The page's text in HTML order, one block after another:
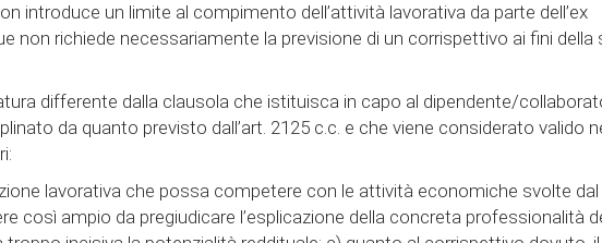
introduce un limite al compimento dell’attività lavorativa da parte dell’ex
non richiede necessariamente la previsione di un corrispettivo ai fini della
differente dalla clausola che istituisca in capo al dipendente/
da quanto previsto dall’art. 2125 c.c. e che viene considerato valido
lavorativa che possa competere con le attività economiche svolte dal
così ampio da pregiudicare l’esplicazione della concreta professionalità